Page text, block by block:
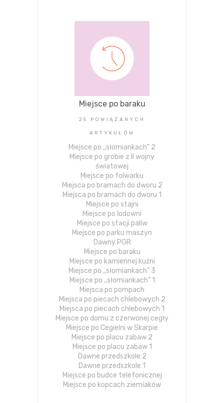
Miejsce po baraku
25 POWIĄZANYCH
ARTYKUŁÓW
Miejsce po ,,słomiankach” 2
Miejsce po grobie z II wojny
światowej
Miejsce po folwarku
Miejsca po bramach do dworu 2
Miejsca po bramach do dworu 1
Miejsce po stajni
Miejsce po lodowni
Miejsce po stacji paliw
Miejsce po parku maszyn
Dawny PGR
Miejsce po baraku
Miejsce po kamiennej kuźni
Miejsce po ,,słomiankach” 3
Miejsce po ,,słomiankach” 1
Miejsca po pompach
Miejsca po piecach chlebowych 2
Miejsca po piecach chlebowych 1
Miejsce po domu z czerwonej cegły
Miejsce po Cegielni w Skarpie
Miejsce po placu zabaw 2
Miejsce po placu zabaw 1
Dawne przedszkole 2
Dawne przedszkole 1
Miejsce po budce telefonicznej
Miejsce po kopcach ziemiaków